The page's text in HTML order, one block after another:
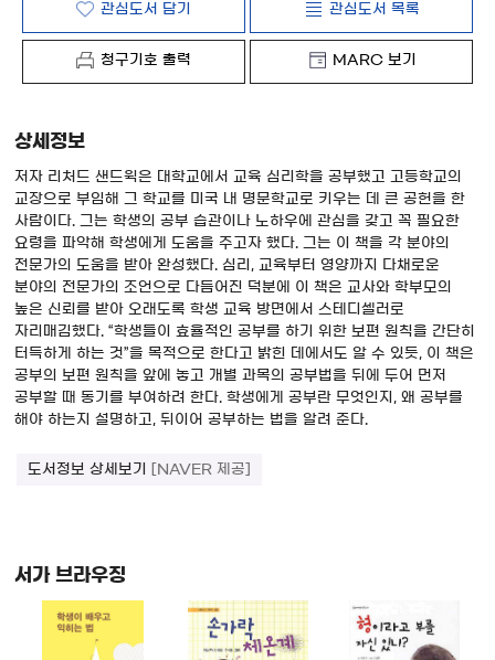
관심도서 담기 관심도서 목록
청구기호 출력 MARC 보기
상세정보
저자 리처드 샌드윅은 대학교에서 교육 심리학을 공부했고 고등학교의
교장으로 부임해 그 학교를 미국 내 명문학교로 키우는 데 큰 공헌을 한
사람이다. 그는 학생의 공부 습관이나 노하우에 관심을 갖고 꼭 필요한
요령을 파악해 학생에게 도움을 주고자 했다. 그는 이 책을 각 분야의
전문가의 도움을 받아 완성했다. 심리, 교육부터 영양까지 다채로운
분야의 전문가의 조언으로 다듬어진 덕분에 이 책은 교사와 학부모의
높은 신뢰를 받아 오래도록 학생 교육 방면에서 스테디셀러로
자리매김했다. “학생들이 효율적인 공부를 하기 위한 보편 원칙을 간단히
터득하게 하는 것”을 목적으로 한다고 밝힌 데에서도 알 수 있듯, 이 책은
공부의 보편 원칙을 앞에 놓고 개별 과목의 공부법을 뒤에 두어 먼저
공부할 때 동기를 부여하려 한다. 학생에게 공부란 무엇인지, 왜 공부를
해야 하는지 설명하고, 뒤이어 공부하는 법을 알려 준다.
도서정보 상세보기 [NAVER 제공]
서가 브라우징